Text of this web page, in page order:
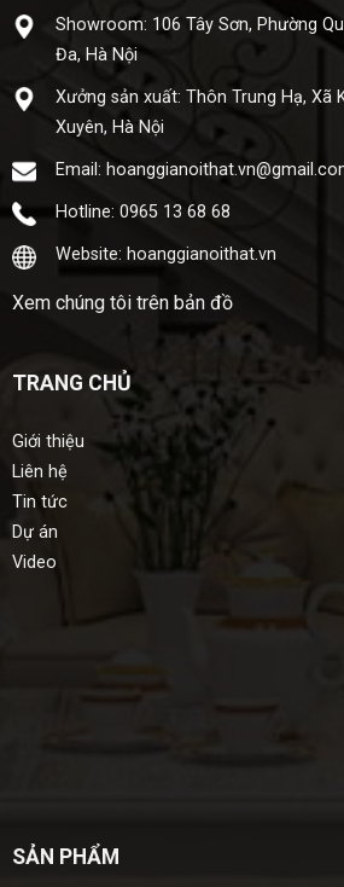
Showroom: 106 Tây Sơn, Phường
Đa, Hà Nội
Xưở​ng sả​n xuấ​t: Thôn Trung Hạ, Xã
Xuyên, Hà Nội
Email:
Hotline: 0965 13 68 68
Website: hoanggianoithat.vn
Xem chúng tôi trên bản đồ
TRANG CHỦ
Giới thiệu
Liên hệ
Tin tức
Dự án
Video
SẢN PHẨM